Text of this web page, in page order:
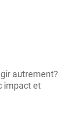
autrement?
impact et